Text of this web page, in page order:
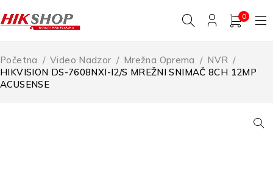
0
Početna / Video Nadzor / Mrežna Oprema / NVR /
HIKVISION DS-7608NXI-I2/S MREŽNI SNIMAČ 8CH 12MP
ACUSENSE